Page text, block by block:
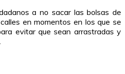
a no sacar las bolsas de
en momentos en los que se
evitar que sean arrastradas y